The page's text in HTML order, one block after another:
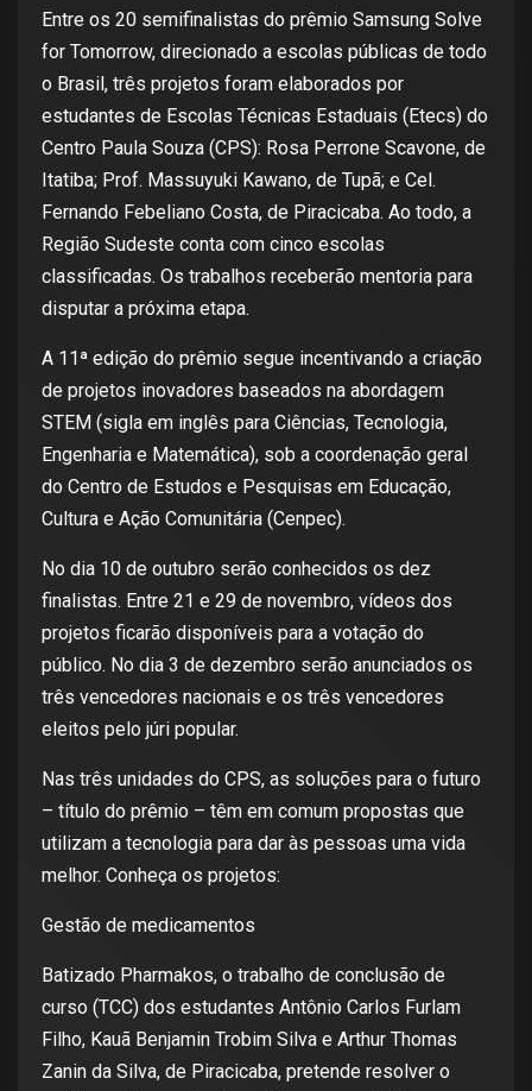
Entre os 20 semifinalistas do prêmio Samsung Solve
for Tomorrow, direcionado a escolas públicas de todo
o Brasil, três projetos foram elaborados por
estudantes de Escolas Técnicas Estaduais (Etecs) do
Centro Paula Souza (CPS): Rosa Perrone Scavone, de
Itatiba; Prof. Massuyuki Kawano, de Tupã; e Cel.
Fernando Febeliano Costa, de Piracicaba. Ao todo, a
Região Sudeste conta com cinco escolas
classificadas. Os trabalhos receberão mentoria para
disputar a próxima etapa.
A 11ª edição do prêmio segue incentivando a criação
de projetos inovadores baseados na abordagem
STEM (sigla em inglês para Ciências, Tecnologia,
Engenharia e Matemática), sob a coordenação geral
do Centro de Estudos e Pesquisas em Educação,
Cultura e Ação Comunitária (Cenpec).
No dia 10 de outubro serão conhecidos os dez
finalistas. Entre 21 e 29 de novembro, vídeos dos
projetos ficarão disponíveis para a votação do
público. No dia 3 de dezembro serão anunciados os
três vencedores nacionais e os três vencedores
eleitos pelo júri popular.
Nas três unidades do CPS, as soluções para o futuro
– título do prêmio – têm em comum propostas que
utilizam a tecnologia para dar às pessoas uma vida
melhor. Conheça os projetos:
Gestão de medicamentos
Batizado Pharmakos, o trabalho de conclusão de
curso (TCC) dos estudantes Antônio Carlos Furlam
Filho, Kauã Benjamin Trobim Silva e Arthur Thomas
Zanin da Silva, de Piracicaba, pretende resolver o